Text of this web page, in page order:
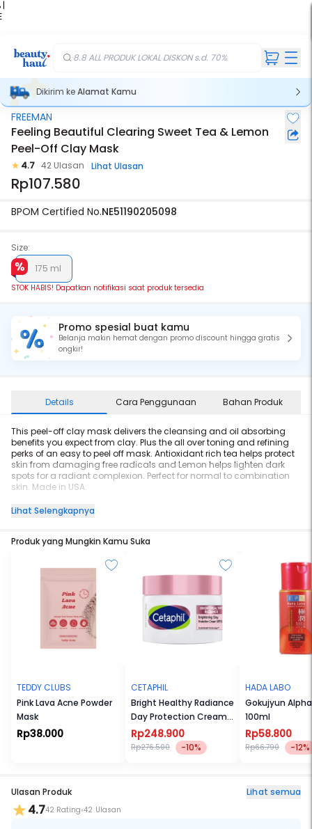
|
8.8 ALL PRODUK LOKAL DISKON s.d. 70%
Dikirim keAlamat Kamu
Stok Habis
FREEMAN
Feeling Beautiful Clearing Sweet Tea & Lemon
Peel-Off Clay Mask
4.7 42 Ulasan Lihat Ulasan
Rp107.580
BPOM Certified No.NE51190205098
Size:
175 ml
STOK HABIS! Dapatkan notifikasi saat produk tersedia
Promo spesial buat kamu
Belanja makin hemat dengan promo discount hingga gratis
ongkir!
Details Cara Penggunaan Bahan Produk
This peel-off clay mask delivers the cleansing and oil absorbing
benefits you expect from clay. Plus the all over toning and refining
perks of an easy to peel off mask. Antioxidant rich tea helps protect
skin from damaging free radicals and Lemon helps lighten dark
spots for a radiant complexion. Perfect for normal to combination
skin. Made in USA.
ED: MAY-2023
Lihat Selengkapnya
Produk yang Mungkin Kamu Suka
TEDDY CLUBS
Pink Lava Acne Powder
Mask
Rp38.000
CETAPHIL
Bright Healthy Radiance
Day Protection Cream
SPF15 50g
Rp248.900
Rp276.500 -10%
HADA LABO
Gokujyun
100ml
Rp58.800
Rp66.790 -12%
Ulasan Produk Lihat semua
4.742 Rating 42 Ulasan